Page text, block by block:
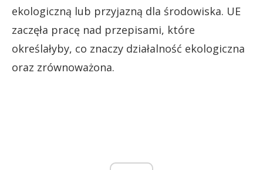
ekologiczną lub przyjazną dla środowiska. UE
zaczęła pracę nad przepisami, które
określałyby, co znaczy działalność ekologiczna
oraz zrównoważona.